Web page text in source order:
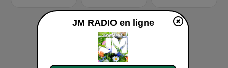
JM RADIO en ligne